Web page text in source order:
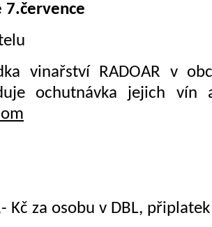
7.července
vinařství RADOAR v
ochutnávka jejich vín
Kč za osobu v DBL, připlatek